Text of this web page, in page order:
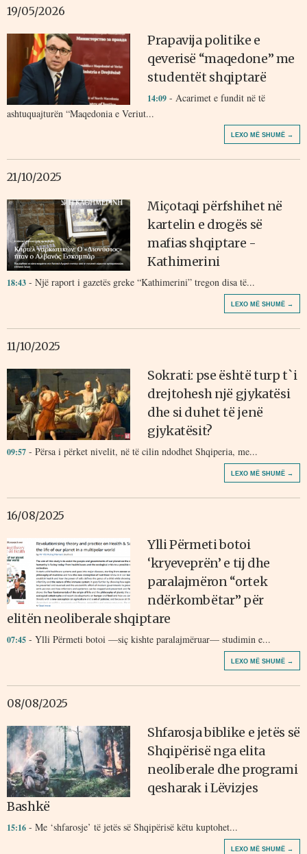
19/05/2026
Prapavija politike e
qeverisë “maqedone” me
studentët shqiptarë
14:09 - Acarimet e fundit në të
ashtuquajturën “Maqedonia e Veriut...
LEXO MË SHUMË →
21/10/2025
Miçotaqi përfshihet në
kartelin e drogës së
mafias shqiptare -
Kathimerini
18:43 - Një raport i gazetës greke “Kathimerini” tregon disa të...
LEXO MË SHUMË →
11/10/2025
Sokrati: pse është turp t`i
drejtohesh një gjykatësi
dhe si duhet të jenë
gjykatësit?
09:57 - Përsa i përket nivelit, në të cilin ndodhet Shqiperia, me...
LEXO MË SHUMË →
16/08/2025
Ylli Përmeti botoi
‘kryeveprën’ e tij dhe
paralajmëron “ortek
ndërkombëtar” për
elitën neoliberale shqiptare
07:45 - Ylli Përmeti botoi —siç kishte paralajmëruar— studimin e...
LEXO MË SHUMË →
08/08/2025
Shfarosja biblike e jetës së
Shqipërisë nga elita
neoliberale dhe programi
qesharak i Lëvizjes
Bashkë
15:16 - Me ‘shfarosje’ të jetës së Shqipërisë këtu kuptohet...
LEXO MË SHUMË →